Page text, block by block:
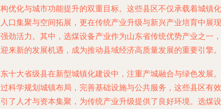
优化与城市功能提升的双重目标。这些县区不仅承载着城镇化
口集聚与空间拓展，更在传统产业升级与新兴产业培育中展现
劲活力。其中，选煤设备产业作为山东省传统优势产业之一，
来新的发展机遇，成为推动县域经济高质量发展的重要引擎。
十大省级县在新型城镇化建设中，注重产城融合与绿色发展。
科学规划城镇布局，完善基础设施与公共服务，这些县区有效
了人才与资本集聚，为传统产业升级提供了良好环境。选煤设